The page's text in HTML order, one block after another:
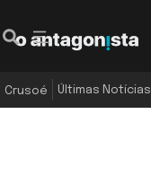
Crusoé Últimas Notícias